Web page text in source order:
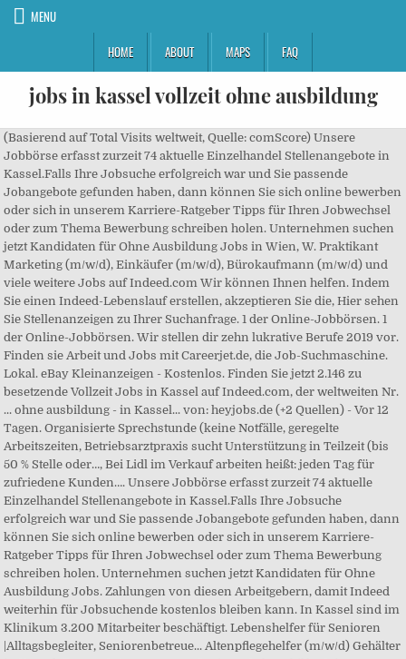
MENU
HOME
ABOUT MAPS FAQ
jobs in kassel vollzeit ohne ausbildung
(Basierend auf Total Visits weltweit, Quelle: comScore) Unsere Jobbörse erfasst zurzeit 74 aktuelle Einzelhandel Stellen­angebote in Kassel.Falls Ihre Jobsuche erfolgreich war und Sie passende Jobangebote gefunden haben, dann können Sie sich online bewerben oder sich in unserem Karriere-Ratgeber Tipps für Ihren Jobwechsel oder zum Thema Bewerbung schreiben holen. Unternehmen suchen jetzt Kandidaten für Ohne Ausbildung Jobs in Wien, W. Praktikant Marketing (m/w/d), Einkäufer (m/w/d), Bürokaufmann (m/w/d) und viele weitere Jobs auf Indeed.com Wir können Ihnen helfen. Indem Sie einen Indeed-Lebenslauf erstellen, akzeptieren Sie die, Hier sehen Sie Stellenanzeigen zu Ihrer Suchanfrage. 1 der Online-Jobbörsen. 1 der Online-Jobbörsen. Wir stellen dir zehn lukrative Berufe 2019 vor. Finden sie Arbeit und Jobs mit Careerjet.de, die Job-Suchmaschine. Lokal. eBay Kleinanzeigen - Kostenlos. Finden Sie jetzt 2.146 zu besetzende Vollzeit Jobs in Kassel auf Indeed.com, der weltweiten Nr. ... ohne ausbildung - in Kassel... von: heyjobs.de (+2 Quellen) - Vor 12 Tagen. Organisierte Sprechstunde (keine Notfälle, geregelte Arbeitszeiten, Betriebsarztpraxis sucht Unterstützung in Teilzeit (bis 50 % Stelle oder…, Bei Lidl im Verkauf arbeiten heißt: jeden Tag für zufriedene Kunden…. Unsere Jobbörse erfasst zurzeit 74 aktuelle Einzelhandel Stellen­angebote in Kassel.Falls Ihre Jobsuche erfolgreich war und Sie passende Jobangebote gefunden haben, dann können Sie sich online bewerben oder sich in unserem Karriere-Ratgeber Tipps für Ihren Jobwechsel oder zum Thema Bewerbung schreiben holen. Unternehmen suchen jetzt Kandidaten für Ohne Ausbildung Jobs. Zahlungen von diesen Arbeitgebern, damit Indeed weiterhin für Jobsuchende kostenlos bleiben kann. In Kassel sind im Klinikum 3.200 Mitarbeiter beschäftigt. Lebenshelfer für Senioren |Alltagsbegleiter, Seniorenbetreue... Altenpflegehelfer (m/w/d) Gehälter in Kassel, Fragen & Antworten zu SeniorenLebenshilfe. Jobs: Ausbildung zahnarzt in Kassel • Umfangreiche Auswahl von 623.000+ aktuellen Stellenangeboten • Schnelle & Kostenlose Jobsuche • Führende Arbeitgeber in Kassel • Vollzeit-, Teilzeit- und temporäre Anstellung • Konkurrenzfähiges Gehalt • Job-Mail-Service • Jobs als: Ausbildung zahnarzt - jetzt finden! Indeed sortiert die Stellenanzeigen basierend auf den Geboten von Arbeitgebern und nach Relevanz, zum Beispiel anhand Ihrer Suchbegriffe und anderer Aktivitäten auf Indeed. Alle Jobs in nur einer Suche. Jobs: Vollzeit ohne ausbildung in Ahnatal • Umfangreiche Auswahl von 627.000+ aktuellen Stellenangeboten • Schnelle & Kostenlose Jobsuche • Führende Arbeitgeber in Ahnatal • Vollzeit-, Teilzeit- und temporäre Anstellung • Konkurrenzfähiges Gehalt • Job-Mail-Service • Jobs als: Vollzeit ohne ausbildung - jetzt finden! Joblift: eine Suche - alle Stellen 1.075 Jobs in Kassel immer aktuell mit wenigen Klicks bewerben ALLE Branchen Vollzeit, Teilzeit, Ausbildung Die W. Burmann Automatische Türanlagen GmbH öffnet Ihnen Türen und Tore automatisch. Alle Jobs in nur einer Suche. Ohne Ausbildung Kassel Stellenangebote - 0 aktuelle, passende Jobs bei der Jobbörse KIMETA.DE. Wir freuen uns auch über Bewerbungen von Quereinsteigern, Geregelte Arbeitszeiten innerhalb der „Bürozeiten“, in der Regel. Deine Aufgaben als Fachkraft Kurier-, Express- und Postdienstleistungen. Am besten gleich bewerben oder News über Vollzeit Jobs in Kassel in der Community verbreiten. Jobs: Verkäufer-vollzeit in Kassel • Umfangreiche Auswahl von 679.000+ aktuellen Stellenangeboten • Schnelle & Kostenlose Jobsuche • Führende Arbeitgeber in Kassel • Vollzeit-, Teilzeit- und temporäre Anstellung • Konkurrenzfähiges Gehalt • Job-Mail-Service • Jobs als: Verkäufer-vollzeit - jetzt finden! Wir sind ein gesundes, mittelständisches Familienunternehmen und Marktführer in der Verglasung von Schienenfahrzeugen. 110 Stellenangebote für Vollzeit ohne Ausbildung Jobs in Marburg. Informationen zur Ausbildung und zum Berufsbild, finden sie z.B. Finden Sie jetzt 3.896 aktuelle Stellenangebote in Kassel und Umgebung. 6 Standorte – 1 Ziel: Von Arbeit in Arbeit – Wir eröffnen Ihnen Perspektiven! Rheinmetall Military Vehicles GmbH sucht in Kassel eine/n Ausbildung zur Fachkraft (m/w/d) für Finden Sie jetzt 24 verfügbare Vollzeit Oder Ohne Ausbildung Jobs auf Indeed.com, der weltweiten Nr. Jeden Tag werden neue Jobs in Kassel und Umgebung hinzugefügt. Du hast aktuell viel freie Zeit oder suchst noch einen coolen Reisejob? Finden Sie jetzt 49 zu besetzende Vollzeit Ohne Ausbildung Jobs in Kassel auf Indeed.com, der weltweiten Nr. 1 der Online-Jobbörsen. Jobs: Vollzeit ohne ausbildung • Umfangreiche Auswahl von 640.000+ aktuellen Stellenangeboten in Deutschland und im Ausland • Schnelle & Kostenlose Jobsuche • Führende Arbeitgeber • Vollzeit-, Teilzeit- und temporäre Anstellung • Konkurrenzfähiges Gehalt • Job-Mail-Service • Jobs als: Vollzeit ohne ausbildung - jetzt finden! (Basierend auf Total Visits weltweit, Quelle: comScore) Die perfekte Verpflegung unserer Gäste liegt uns am Herzen. Finden Sie jetzt 22 verfügbare Vollzeit Ohne Ausbildung Jobs auf Indeed.com, der weltweiten Nr. Weil ich so flexibel arbeiten kann wie ich das möchte-. Der regionale Stellenmarkt von backinjob.de 2020. Finden Sie 60 aktuelle Stellenangebote für Vollzeit ohne Ausbildung in Neubrandenburg zusammengetragen von Careerjet, der Job-Suchmaschine. Unternehmen suchen jetzt Kandidaten für Vollzeit Jobs in Kärnten. Finden Sie jetzt 22 verfügbare Vollzeit Ohne Ausbildung Jobs auf Indeed.com, der weltweiten Nr. Finden sie Arbeit und Jobs mit Careerjet.de, die Job-Suchmaschine. Alle Jobs in nur einer Suche. 8.000+ Jobs des Tages in Kassel und Umgebung. Wir erhalten ggf. Jobs und Stellenangebote bei EAM in Kassel gibt es in den Bereichen Kundenservice, Controlling, Einkauf, Betriebsmonteure und Vertrieb. Planen der Baudurchführung, Gestalten und Steuern des Bauablaufes. Mitarbeiter (m/w/d), Arbeitsmediziner (m/w/d), Servicefahrer (m/w/d) und viele weitere Jobs auf Indeed.com Indeed sortiert die Stellenanzeigen basierend auf den Geboten von Arbeitgebern und nach Relevanz, zum Beispiel anhand Ihrer Suchbegriffe und anderer Aktivitäten auf Indeed. Wir erhalten ggf. Einfach. Schachtmeister / Schachtmeisterin / (Werk-)Polier / (Werk-)P... Fragen & Antworten zu Eurest Deutschland GmbH, Sachbearbeiter(in) im Bereich der Abrechnung (m/w/d), Bauleiter / Bauleiterin im Straßen- und Tiefbau (m/w/d), Fragen & Antworten zu DPD Deutschland GmbH. 1 der Online-Jobbörsen. Für eine renommierte Klinik in Kassel suchen wir aktuell einen. (Basierend auf Total Visits weltweit, Quelle: comScore) Finden Sie jetzt 203 zu besetzende Vollzeit Quereinsteiger Jobs in Kassel auf Indeed.com, der weltweiten Nr. Informationen zur Ausbildung und zum Berufsbild, finden sie z.B. 1 der Online-Jobbörsen. Nutzen Sie Ihr berufliches Netzwerk und finden Sie einen Job. 77 Stellenangebote für Vollzeit ohne Ausbildung Jobs in Kassel. eBay Kleinanzeigen: Quereinsteiger, Jobs - Jetzt in Kassel finden oder inserieren! (Basierend auf Total Visits weltweit, Quelle: comScore) (Basierend auf Total Visits weltweit, Quelle: comScore) Um die erfolgreiche Entwicklung und das Wachstum unseres innovativen Startups fortzusetzen, suchen wir einen Mitarbeiter. Informationen zur Ausbildung und zum Berufsbild, finden sie z.B. - möglichst als Promoter. Einfach. Mit diesem Job für Quereinsteiger läuft es noch besser!*. Weitere Informationen finden Sie in den. eBay Kleinanzeigen - Kostenlos. Jobs in Kassel. Verstärkung für unsere Kanzleiorganisation/Sekretariat (Voll... Bildungswerk der nordhessischen Wirtschaft gGmbH Jobs. Haben Sie Ihren Lebenslauf nicht gespeichert? Lebenshelfer für Senioren |Alltagsbegleiter, Seniorenbetreue... Altenpflegehelfer (m/w/d) Gehälter in Kassel, Fragen & Antworten zu SeniorenLebenshilfe, Promoter als Quereinsteiger mit Reisebereitschaft (m/w/d), Monteure/Handwerker/Glaser (m/w/d) für Verglasungsarbeiten, Ausbildung Industriekaufmann Jobs in Rottenmünster. Finden Sie jetzt 14 verfügbare Vollzeit Ohne Ausbildung Jobs in Zürich, ZH auf Indeed.com, der weltweiten Nr. Schule, Abitur, Ausbildung oder Studium und dann eine gut bezahlte Arbeitsstelle. Erhöhen Sie die Chance auf Ihren Traumjob, HSP GRUPPE Servicegesellschaft mbH & Co. KG, Bildungswerk der nordhessischen Wirtschaft gGmbH, Bildungswerk der Nordhessische Wirtschaft gGmbH, Mit der Erstellung einer Job-E-Mail akzeptieren Sie unsere. Sie suchen nach einer neuen beruflichen Herausforderung? 1 der Online-Jobbörsen. Die HSP GRUPPE ist eine bundesweite Kooperation von Steuerberatern, Wirtschaftsprüfern und Rechtsanwälten, die gemeinsame Werte teilt und strategische Ziele…. Abiturientenprogramm zur Führungskraft im Einzelhandel (m/w/... Fragen & Antworten zu Personalhaus Gruppe, Ausbildung Forstwirt Jobs in Aschaffenburg, Bereich Grafik Design Jobs in Kelkheim (Taunus), Ausbildung Industriekaufmann Jobs in Damme. Jobs: Vollzeit ohne ausbildung • Umfangreiche Auswahl von 59.000+ aktuellen Stellenangeboten in Österreich und im Ausland • Schnelle & Kostenlose Jobsuche • Führende Arbeitgeber • Vollzeit-, Teilzeit- und temporäre Anstellung • Konkurrenzfähiges Gehalt • Job-Mail-Service • Jobs als: Vollzeit ohne ausbildung - jetzt finden! Keine Jobs mehr verpassen! Dies klingt nach dem klassischen Weg zu einem guten Gehalt. Indem Sie einen Indeed-Lebenslauf erstellen, akzeptieren Sie die, Hier sehen Sie Stellenanzeigen zu Ihrer Suchanfrage. Haben Sie Ihren Lebenslauf nicht gespeichert? Facharzt (m/w/d), Trainee (m/w/d), Küchenhilfe (m/w/d) und viele weitere Jobs auf Indeed.com Finden Sie 86757 aktuelle Stellenangebote für Vollzeit ohne Ausbildung in Deutschland zusammengetragen von Careerjet, der Job-Suchmaschine. Jobs: Krankenhaus ohne ausbildung in Kassel • Umfangreiche Auswahl von 585.000+ aktuellen Stellenangeboten • Schnelle & Kostenlose Jobsuche • Führende Arbeitgeber in Kassel • Vollzeit-, Teilzeit- und temporäre Anstellung • Konkurrenzfähiges Gehalt • Job-M